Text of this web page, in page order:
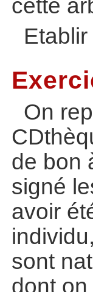
cette
On
de bon
signé
avoir
sont
dont